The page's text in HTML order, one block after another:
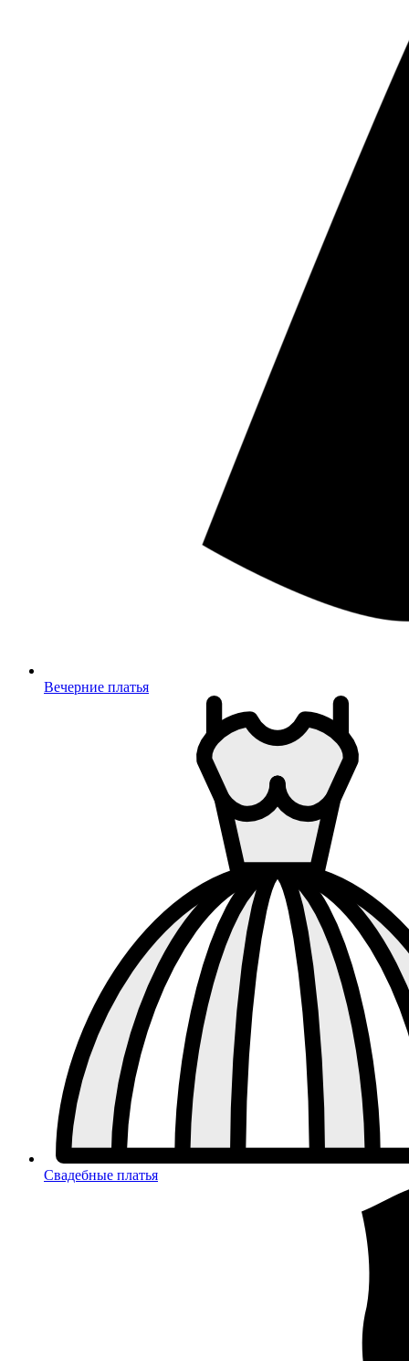
Вечерние платья
Свадебные платья